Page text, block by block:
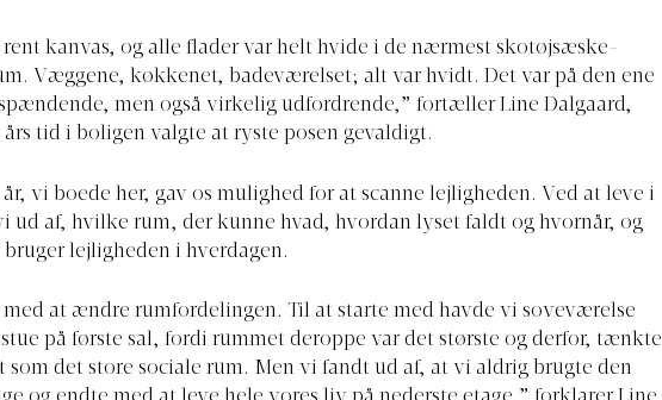
rent kanvas, og alle flader var helt hvide i de nærmest skotøjsæske-
Væggene, køkkenet, badeværelset; alt var hvidt. Det var på den ene
men også virkelig udfordrende,” fortæller Line Dalgaard,
års tid i boligen valgte at ryste posen gevaldigt.
år, vi boede her, gav os mulighed for at scanne lejligheden. Ved at leve i
ud af, hvilke rum, der kunne hvad, hvordan lyset faldt og hvornår, og
lejligheden i hverdagen.
med at ændre rumfordelingen. Til at starte med havde vi soveværelse
på første sal, fordi rummet deroppe var det største og derfor, tænkte
som det store sociale rum. Men vi fandt ud af, at vi aldrig brugte den